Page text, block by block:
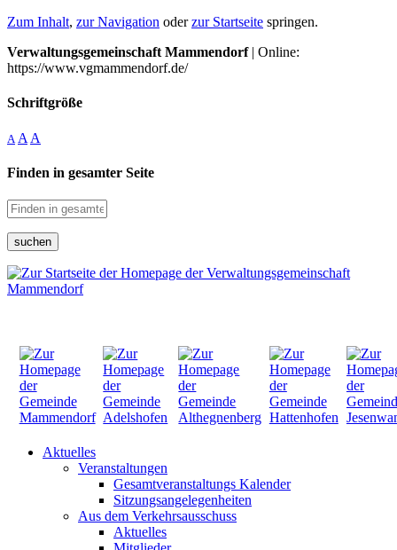
Zum Inhalt, zur Navigation oderzur Startseite springen.
Verwaltungsgemeinschaft Mammendorf| Online:
https://www.vgmammendorf.de/
Schriftgröße
A A A
Finden in gesamter Seite
suchen
Aktuelles
Veranstaltungen
Gesamtveranstaltungs Kalender
Sitzungsangelegenheiten
Aus dem Verkehrsausschuss
Aktuelles